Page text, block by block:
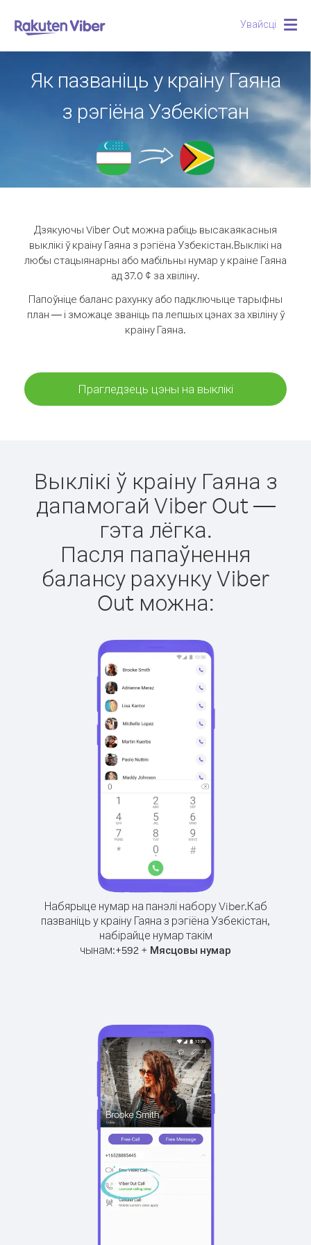
Увайсці
Як пазваніць у краіну Гаяна
з рэгіёна Узбекістан
Дзякуючы Viber Out можна рабіць высакаякасныя
выклікі ў краіну Гаяна з рэгіёна Узбекістан.Выклікі на
любы стацыянарны або мабільны нумар у краіне Гаяна
ад 37.0 ¢ за хвіліну.
Папоўніце баланс рахунку або падключыце тарыфны
план — і зможаце званіць па лепшых цэнах за хвіліну ў
краіну Гаяна.
Прагледзець цэны на выклікі
Выклікі ў краіну Гаяна з
дапамогай Viber Out —
гэта лёгка.
Пасля папаўнення
балансу рахунку Viber
Out можна:
Набярыце нумар на панэлі набору Viber.Каб
пазваніць у краіну Гаяна з рэгіёна Узбекістан,
набірайце нумар такім
чынам:+592 + Мясцовы нумар